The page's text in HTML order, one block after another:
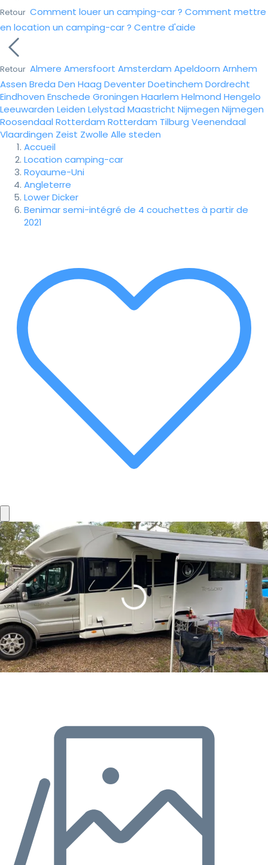
Retour Comment louer un camping-car ? Comment mettre
en location un camping-car ? Centre d'aide
Retour Almere Amersfoort Amsterdam Apeldoorn Arnhem
Assen Breda Den Haag DeventerDoetinchem Dordrecht
Eindhoven Enschede Groningen Haarlem Helmond Hengelo
Leeuwarden Leiden Lelystad Maastricht Nijmegen Nijmegen
Roosendaal Rotterdam Rotterdam Tilburg Veenendaal
Vlaardingen Zeist Zwolle Alle steden
Accueil
Location camping-car
Royaume-Uni
Angleterre
Lower Dicker
Benimar semi-intégré de 4 couchettes à partir de
2021